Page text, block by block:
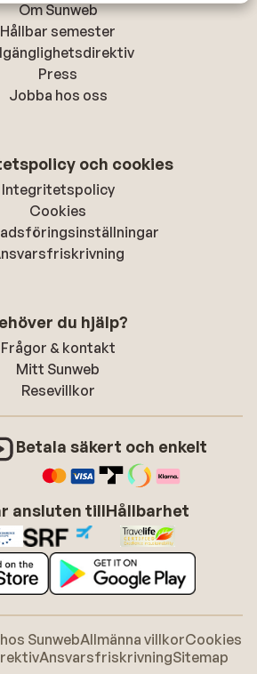
Om Sunweb
Hållbar semester
Press
Jobba hos oss
och cookies
Integritetspolicy
Cookies
du hjälp?
Frågor & kontakt
Mitt Sunweb
Resevillkor
Betala säkert och enkelt
ansluten tillHållbarhet
SunwebAllmänna villkorCookies
AnsvarsfriskrivningSitemap